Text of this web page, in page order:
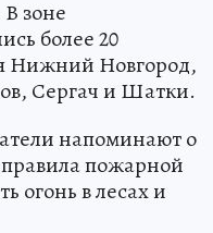
зоне
более 20
Нижний Новгород,
Сергач и Шатки.
напоминают о
пожарной
огонь в лесах и